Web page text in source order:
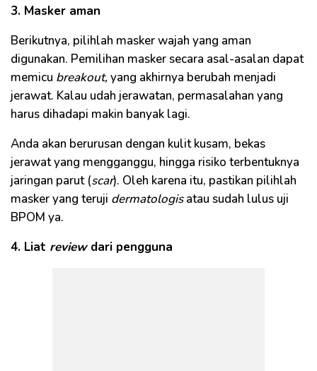
3. Masker aman
Berikutnya, pilihlah masker wajah yang aman
digunakan. Pemilihan masker secara asal-asalan dapat
memicu breakout,yang akhirnya berubah menjadi
jerawat. Kalau udah jerawatan, permasalahan yang
harus dihadapi makin banyak lagi.
Anda akan berurusan dengan kulit kusam, bekas
jerawat yang mengganggu, hingga risiko terbentuknya
jaringan parut (scar). Oleh karena itu, pastikan pilihlah
masker yang teruji dermatologisatau sudah lulus uji
BPOM ya.
4. Liat reviewdari pengguna